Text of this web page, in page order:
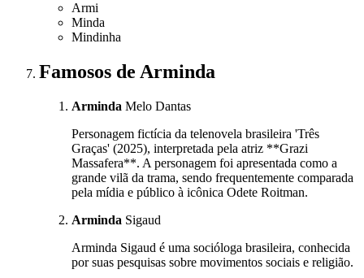
Armi
Minda
Mindinha
Famosos de Arminda
Arminda Melo Dantas
Personagem fictícia da telenovela brasileira 'Três
Graças' (2025), interpretada pela atriz **Grazi
Massafera**. A personagem foi apresentada como a
grande vilã da trama, sendo frequentemente comparada
pela mídia e público à icônica Odete Roitman.
Arminda Sigaud
Arminda Sigaud é uma socióloga brasileira, conhecida
por suas pesquisas sobre movimentos sociais e religião.